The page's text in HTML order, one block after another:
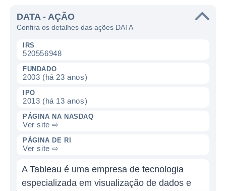
DATA - AÇÃO
Confira os detalhes das ações DATA
IRS
520556948
FUNDADO
2003 (há 23 anos)
IPO
2013 (há 13 anos)
PÁGINA NA NASDAQ
Ver site ⇨
PÁGINA DE RI
Ver site ⇨
A Tableau é uma empresa de tecnologia
especializada em visualização de dados e